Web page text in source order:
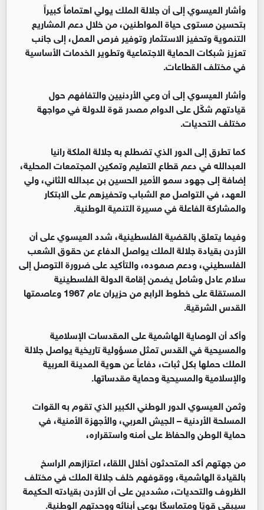
وأشار العيسوي إلى أن جلالة الملك يولي اهتماماً كبيراً
بتحسين مستوى حياة المواطنين، من خلال دعم المشاريع
التنموية وتحفيز الاستثمار وتوفير فرص العمل، إلى جانب
تعزيز شبكات الحماية الاجتماعية وتطوير الخدمات الأساسية
في مختلف القطاعات.
وأشار العيسوي إلى أن وعي الأردنيين والتفافهم حول
قيادتهم شكّل على الدوام مصدر قوة للدولة في مواجهة
مختلف التحديات.
كما تطرق إلى الدور الذي تضطلع به جلالة الملكة رانيا
العبدالله في دعم قطاع التعليم وتمكين المجتمعات المحلية،
إضافة إلى جهود سمو الأمير الحسين بن عبدالله الثاني، ولي
العهد، في التواصل مع الشباب وتحفيزهم على الابتكار
والمشاركة الفاعلة في مسيرة التنمية الوطنية.
وفيما يتعلق بالقضية الفلسطينية، شدد العيسوي على أن
الأردن بقيادة جلالة الملك يواصل الدفاع عن حقوق الشعب
الفلسطيني، ودعم صموده، والتأكيد على ضرورة التوصل إلى
سلام عادل وشامل يضمن إقامة الدولة الفلسطينية
المستقلة على خطوط الرابع من حزيران عام 1967 وعاصمتها
القدس الشرقية.
وأكد أن الوصاية الهاشمية على المقدسات الإسلامية
والمسيحية في القدس تمثل مسؤولية تاريخية يواصل جلالة
الملك حملها بكل ثبات، دفاعاً عن هوية المدينة العربية
والإسلامية والمسيحية وحماية مقدساتها.
وثمن العيسوي الدور الوطني الكبير الذي تقوم به القوات
المسلحة الأردنية – الجيش العربي، والأجهزة الأمنية، في
حماية الوطن والحفاظ على أمنه واستقراره،
من جهتهم أكد المتحدثون أخلال اللقاء، اعتزازهم الراسخ
بالقيادة الهاشمية، ووقوفهم خلف جلالة الملك في مختلف
الظروف والتحديات، مشددين على أن الأردن بقيادته الحكيمة
سيبقى قويًا ومتماسكًا بوعي أبنائه ووحدتهم الوطنية.